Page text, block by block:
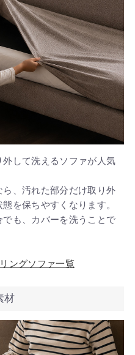
して洗えるソファが人気
、汚れた部分だけ取り外
を保ちやすくなります。
も、カバーを洗うことで
ングソファ一覧
材